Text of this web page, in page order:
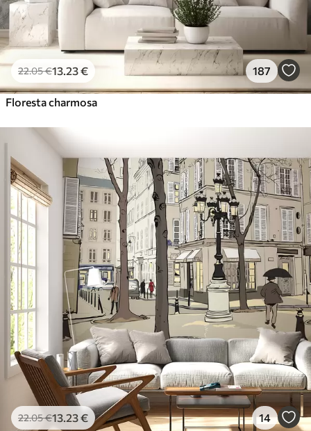
22.05€13.23€ 187
Floresta charmosa
22.05€13.23€ 14